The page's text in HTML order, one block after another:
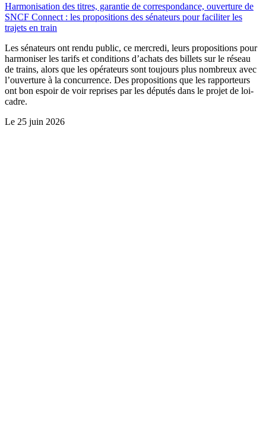
Harmonisation des titres, garantie de correspondance, ouverture de
SNCF Connect : les propositions des sénateurs pour faciliter les
trajets en train
Les sénateurs ont rendu public, ce mercredi, leurs propositions pour
harmoniser les tarifs et conditions d’achats des billets sur le réseau
de trains, alors que les opérateurs sont toujours plus nombreux avec
l’ouverture à la concurrence. Des propositions que les rapporteurs
ont bon espoir de voir reprises par les députés dans le projet de loi-
cadre.
Le 25 juin 2026